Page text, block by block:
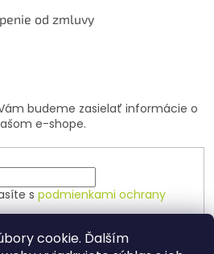
cookie. Ďalším
od zmluvy
budeme zasielať informácie o
e-shope.
s podmienkami ochrany